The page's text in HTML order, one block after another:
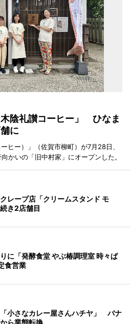
陰礼讃コーヒー」 ひなま
に
ヒー）」（佐賀市柳町）が7月28日、
かいの「旧中村家」にオープンした。
レープ店「クリームスタンド モ
き2店舗目
に「発酵食堂 やぶ椿調理室 時々ぱ
食営業
小さなカレー屋さんハチヤ」 バナ
ら業態転換